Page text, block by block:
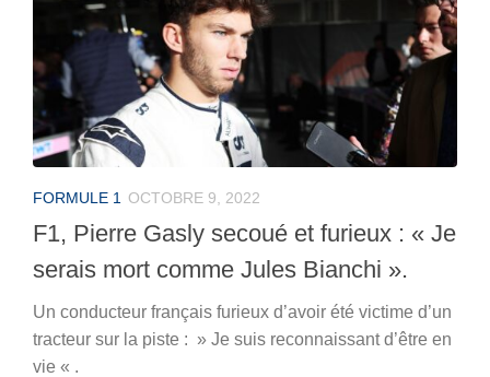
FORMULE 1 OCTOBRE 9, 2022
F1, Pierre Gasly secoué et furieux : « Je
serais mort comme Jules Bianchi ».
Un conducteur français furieux d’avoir été victime d’un
tracteur sur la piste : » Je suis reconnaissant d’être en
vie « .